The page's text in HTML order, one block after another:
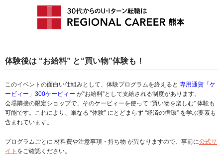
体験後は “お給料” と“買い物”体験も！
このイベントの面白い仕組みとして、体験プログラムを終えると 専用通貨「ケ
ービィー」300ケービィー が“お給料”として支給される制度があります。
会場隣接の限定ショップで、そのケービィーを使って “買い物を楽しむ” 体験も
可能です。これにより、単なる “体験” にとどまらず “経済の循環” を学ぶ要素も
含まれています。
プログラムごとに 材料費や注意事項・持ち物 が異なりますので、事前に公式サ
イト をご確認ください。